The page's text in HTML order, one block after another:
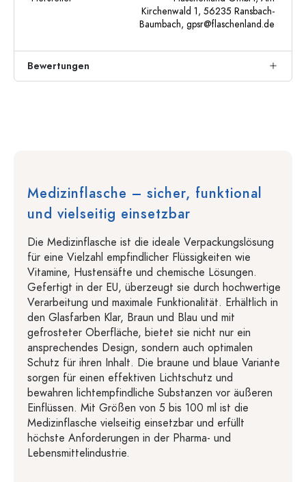
Kirchenwald 1, 56235 Ransbach-
Baumbach, gpsr@flaschenland.de
Bewertungen
Medizinflasche – sicher, funktional
und vielseitig einsetzbar
Die Medizinflasche ist die ideale Verpackungslösung
für eine Vielzahl empfindlicher Flüssigkeiten wie
Vitamine, Hustensäfte und chemische Lösungen.
Gefertigt in der EU, überzeugt sie durch hochwertige
Verarbeitung und maximale Funktionalität. Erhältlich in
den Glasfarben Klar, Braun und Blau und mit
gefrosteter Oberfläche, bietet sie nicht nur ein
ansprechendes Design, sondern auch optimalen
Schutz für ihren Inhalt. Die braune und blaue Variante
sorgen für einen effektiven Lichtschutz und
bewahren lichtempfindliche Substanzen vor äußeren
Einflüssen. Mit Größen von 5 bis 100 ml ist die
Medizinflasche vielseitig einsetzbar und erfüllt
höchste Anforderungen in der Pharma- und
Lebensmittelindustrie.